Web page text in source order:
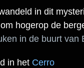
in de buurt van
in het Cerro